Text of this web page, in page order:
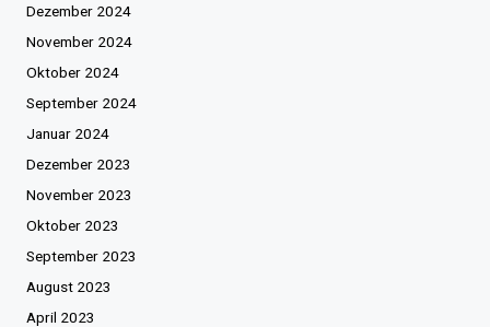
Dezember 2024
November 2024
Oktober 2024
September 2024
Januar 2024
Dezember 2023
November 2023
Oktober 2023
September 2023
August 2023
April 2023